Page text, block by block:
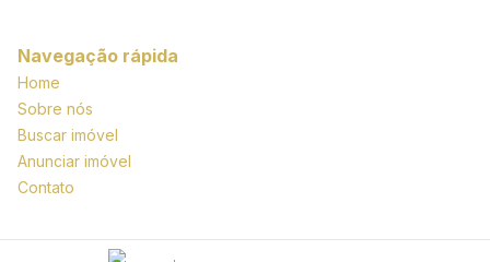
Navegação rápida
Home
Sobre nós
Buscar imóvel
Anunciar imóvel
Contato